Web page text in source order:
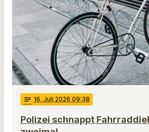
notes 16. Juli 2026 09:38
Polizei schnappt